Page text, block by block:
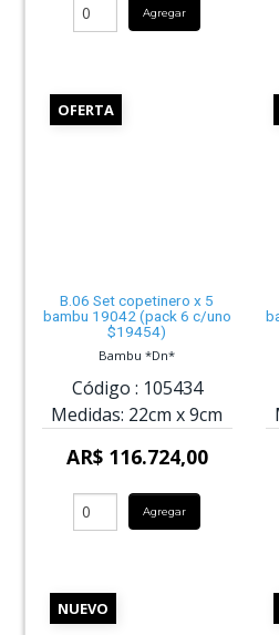
Agregar
OFERTA
B.06 Set copetinero x 5
bambu 19042 (pack 6 c/uno
$19454)
Bambu *Dn*
Código : 105434
Medidas: 22cm x9cm
AR$ 116.724,00
Agregar
NUEVO